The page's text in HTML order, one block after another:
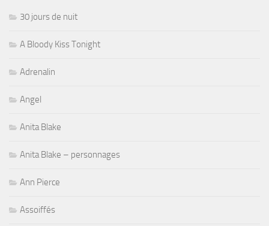
30 jours de nuit
A Bloody Kiss Tonight
Adrenalin
Angel
Anita Blake
Anita Blake – personnages
Ann Pierce
Assoiffés